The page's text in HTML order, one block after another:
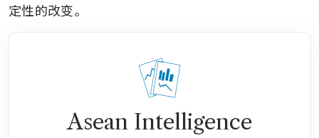
定性的改变。
Asean Intelligence